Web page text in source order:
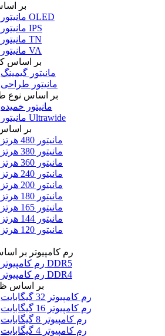
بر
مانیتور OLED
مانیتور IPS
مانیتور TN
مانیتور VA
بر اساس
مانیتور گیمینگ
مانیتور طراحی
بر اساس نوع
مانیتور خمیده
مانیتور Ultrawide
بر
مانیتور 480 هرتز
مانیتور 380 هرتز
مانیتور 360 هرتز
مانیتور 240 هرتز
مانیتور 200 هرتز
مانیتور 180 هرتز
مانیتور 165 هرتز
مانیتور 144 هرتز
مانیتور 120 هرتز
رم کامپیوتر بر
رم کامپیوتر DDR5
رم کامپیوتر DDR4
بر اساس
رم کامپیوتر 32 گیگابایت
رم کامپیوتر 16 گیگابایت
رم کامپیوتر 8 گیگابایت
رم کامپیوتر 4 گیگابایت